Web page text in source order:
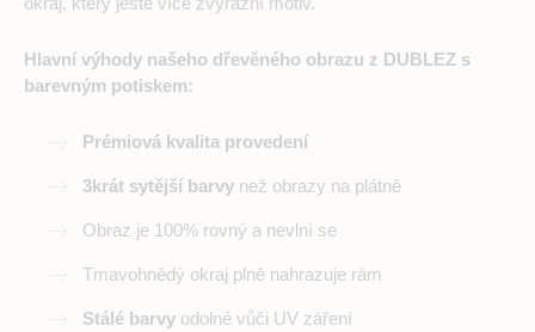
Hlavní výhody našeho dřevěného obrazu z DUBLEZ s
barevným potiskem:
Prémiová kvalita provedení
3krát sytější barvy než obrazy na plátně
Obraz je 100% rovný a nevlní se
Tmavohnědý okraj plně nahrazuje rám
Stálé barvy odolné vůči UV záření